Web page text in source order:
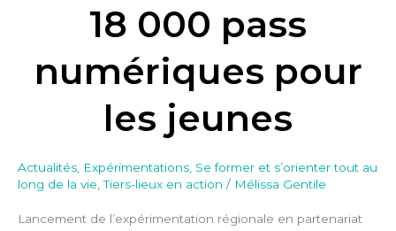
18 000 pass
numériques pour
les jeunes
Actualités, Expérimentations, Se former et s’orienter tout au
long de la vie,Tiers-lieux en action / Mélissa Gentile
Lancement de l’expérimentation régionale en partenariat